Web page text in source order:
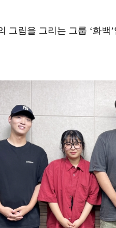
그림을 그리는 그룹 ‘화백’